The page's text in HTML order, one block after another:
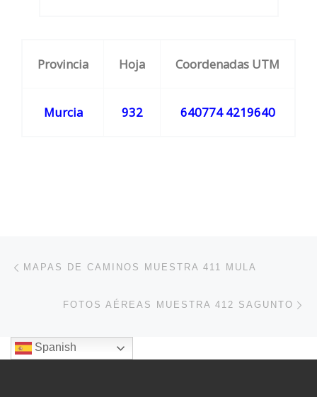
Provincia Hoja Coordenadas UTM
Murcia 932 640774 4219640
MAPAS DE CAMINOS MUESTRA 411 MULA
FOTOS AÉREAS MUESTRA 412 SAGUNTO
Spanish